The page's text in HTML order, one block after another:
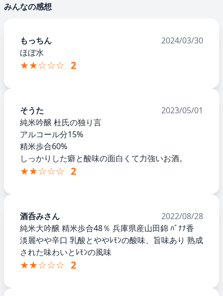
みんなの感想
もっちん
2024/03/30
ほぼ水
★★☆☆☆ 2
そうた
2023/05/01
純米吟醸 杜氏の独り言
アルコール分15%
精米歩合60%
しっかりした癖と酸味の面白くて力強いお酒。
★★☆☆☆ 2
酒呑みさん
2022/08/28
純米大吟醸 精米歩合48％ 兵庫県産山田錦 ﾊﾞﾅﾅ香
淡麗やや辛口 乳酸とややﾚﾓﾝの酸味、旨味あり 熟成
された味わいとﾚﾓﾝの風味
★★☆☆☆ 2